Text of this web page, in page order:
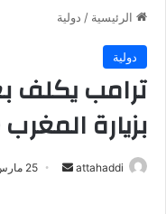
الرئيسية / دولية
دولية
ترامب يكلف
بزيارة
attahaddi 25 مارس 2025